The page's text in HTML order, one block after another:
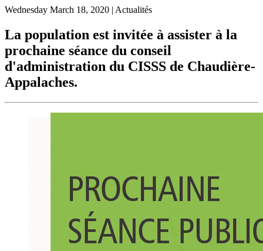
Wednesday March 18, 2020 | Actualités
La population est invitée à assister à la
prochaine séance du conseil
d'administration du CISSS de Chaudière-
Appalaches.